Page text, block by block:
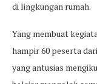
di lingkungan rumah.
Yang membuat
hampir 60 peserta
yang antusias